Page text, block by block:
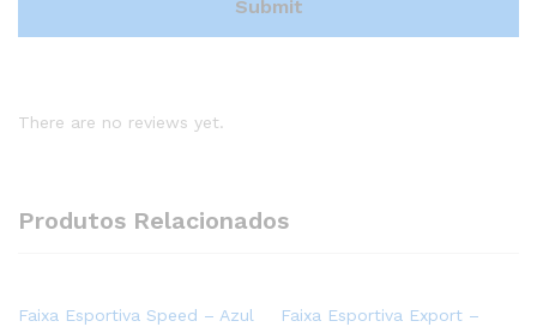
There are no reviews yet.
Produtos Relacionados
Faixa Esportiva Speed – Azul
Faixa Esportiva Export –